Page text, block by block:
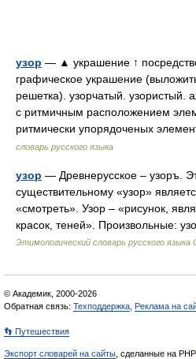
узор — ▲ украшение ↑
графическое украшение
решетка). узорчатый. узористый.
с ритмичным расположением
ритмически упорядоченых
словарь русского языка
узор — Древнерусское – узоръ.
существительному «узор»
«смотреть». Узор – «рисунок,
красок, теней». Произвольные:
Этимологический словарь русского языка
© Академик, 2000-2026
Обратная связь: Техподдержка Реклама на
👣 Путешествия
Экспорт словарей на сайты , сделанные на PHP,